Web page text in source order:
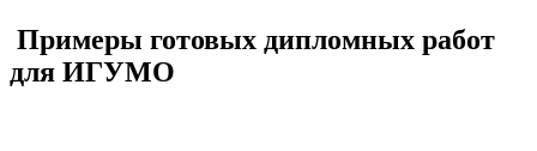
Примеры готовых дипломных работ
для ИГУМО